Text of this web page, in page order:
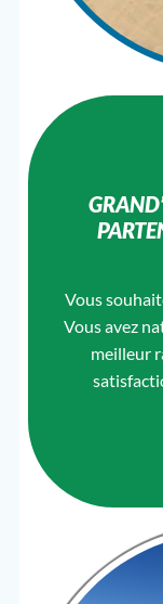
Vous
Vous avez
meilleur